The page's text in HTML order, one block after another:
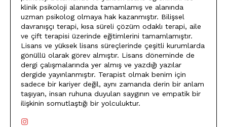
klinik psikoloji alanında tamamlamış ve alanında
uzman psikolog olmaya hak kazanmıştır. Bilişsel
davranışçı terapi, kısa süreli çözüm odaklı terapi, aile
ve çift terapisi üzerinde eğitimlerini tamamlamıştır.
Lisans ve yüksek lisans süreçlerinde çeşitli kurumlarda
gönüllü olarak görev almıştır. Lisans döneminde de
dergi çalışmalarında yer almış ve yazdığı yazılar
dergide yayınlanmıştır. Terapist olmak benim için
sadece bir kariyer değil, aynı zamanda derin bir anlam
taşıyan, insan ruhuna duyulan saygının ve empatik bir
ilişkinin somutlaştığı bir yolculuktur.